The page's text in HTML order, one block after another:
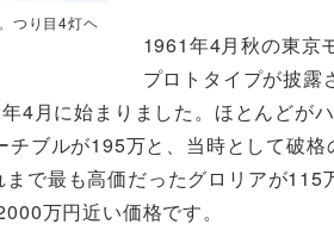
つり目4灯ヘ
1961年4月秋の東京
プロトタイプが披露
4月に始まりました。ほとんどが
ブルが195万と、当時として破格
で最も高価だったグロリアが115
万円近い価格です。